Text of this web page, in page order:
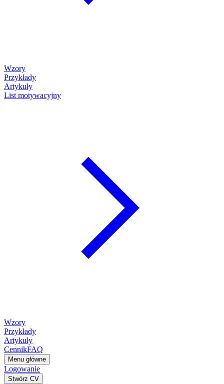
Wzory
Przykłady
Artykuły
List motywacyjny
Wzory
Przykłady
Artykuły
CennikFAQ
Menu główne
Logowanie
Stwórz CV